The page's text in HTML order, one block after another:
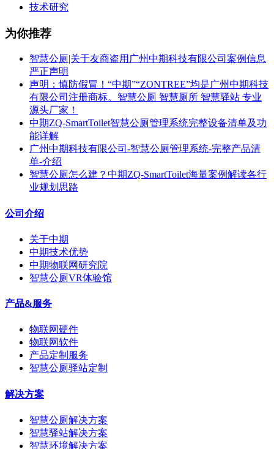
技术研究
为你推荐
智慧公厕|关于友商盗用广州中期科技有限公司案例信息
严正声明
声明：慎防假冒！“中期”“ZONTREE”均是广州中期科技
有限公司注册商标。智慧公厕 智慧厕所 智慧驿站 专业
源头厂家！
中期ZQ-SmartToilet智慧公厕管理系统完整设备清单及功
能详解
广州中期科技有限公司-智慧公厕管理系统-完整产品清
单-介绍
智慧公厕怎么建？中期ZQ-SmartToilet海量案例解读各行
业规划思路
公司介绍
关于中期
中期技术优势
中期物联网研究院
智慧公厕VR体验馆
产品&服务
物联网硬件
物联网软件
产品定制服务
智慧公厕驿站定制
解决方案
智慧公厕解决方案
智慧驿站解决方案
智慧环境解决方案